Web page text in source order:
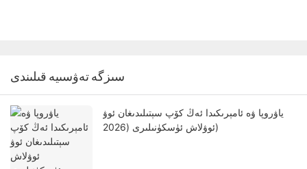
سىزگە تەۋسىيە قىلىندى
ياۋروپا ۋە ئامېرىكىدا ئەڭ كۆپ سېتىلىدىغان ئوۋ
ئوۋلاش ئۈسكۈنىلىرى (2026)